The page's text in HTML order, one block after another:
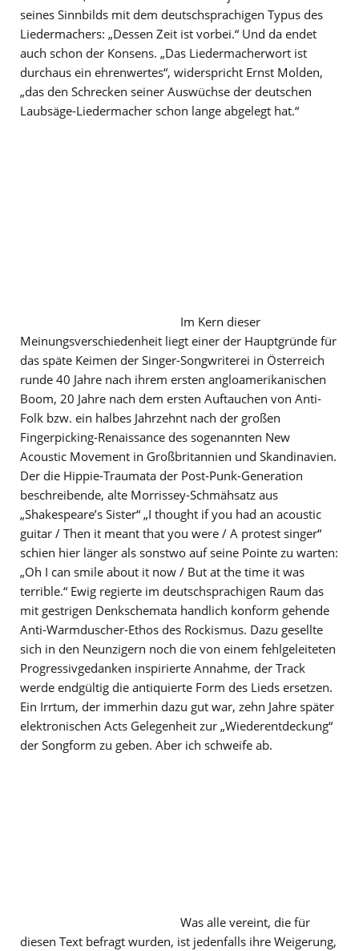
seines Sinnbilds mit dem deutschsprachigen Typus des
Liedermachers: „Dessen Zeit ist vorbei.“ Und da endet
auch schon der Konsens. „Das Liedermacherwort ist
durchaus ein ehrenwertes“, widerspricht Ernst Molden,
„das den Schrecken seiner Auswüchse der deutschen
Laubsäge-Liedermacher schon lange abgelegt hat.“
Im Kern dieser
Meinungsverschiedenheit liegt einer der Hauptgründe für
das späte Keimen der Singer-Songwriterei in Österreich
runde 40 Jahre nach ihrem ersten angloamerikanischen
Boom, 20 Jahre nach dem ersten Auftauchen von Anti-
Folk bzw. ein halbes Jahrzehnt nach der großen
Fingerpicking-Renaissance des sogenannten New
Acoustic Movement in Großbritannien und Skandinavien.
Der die Hippie-Traumata der Post-Punk-Generation
beschreibende, alte Morrissey-Schmähsatz aus
„Shakespeare’s Sister“ „I thought if you had an acoustic
guitar / Then it meant that you were / A protest singer“
schien hier länger als sonstwo auf seine Pointe zu warten:
„Oh I can smile about it now / But at the time it was
terrible.“ Ewig regierte im deutschsprachigen Raum das
mit gestrigen Denkschemata handlich konform gehende
Anti-Warmduscher-Ethos des Rockismus. Dazu gesellte
sich in den Neunzigern noch die von einem fehlgeleiteten
Progressivgedanken inspirierte Annahme, der Track
werde endgültig die antiquierte Form des Lieds ersetzen.
Ein Irrtum, der immerhin dazu gut war, zehn Jahre später
elektronischen Acts Gelegenheit zur „Wiederentdeckung“
der Songform zu geben. Aber ich schweife ab.
Was alle vereint, die für
diesen Text befragt wurden, ist jedenfalls ihre Weigerung,